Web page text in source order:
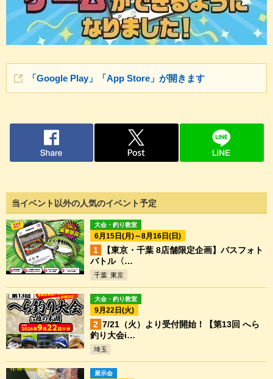
「Google Play」「App Store」が開きます
当イベント以外の人気のイベント予定
大会・釣り教室
6月15日(月)～8月16日(日)
【東京・千葉 8店舗限定企画】バスフォト
バトル〈…
千葉 東京
大会・釣り教室
9月22日(火)
7/21（火）より受付開始！【第13回 へら
釣り大会i…
埼玉
展示会